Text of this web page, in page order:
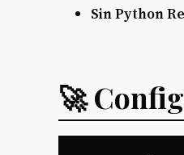
Sin Python
🚀